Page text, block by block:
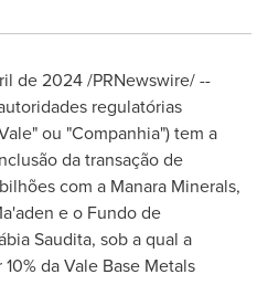
de 2024/PRNewswire/ --
regulatórias
ou "Companhia") tem a
da transação de
bilhões com a Manara Minerals,
e o Fundo de
Saudita, sob a qual a
da Vale Base Metals